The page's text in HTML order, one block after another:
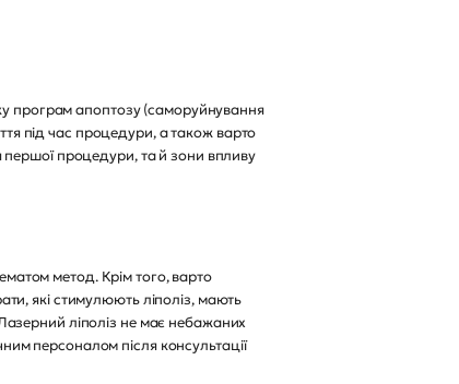
апоптозу (саморуйнування
під час процедури, а також варто
першої процедури, та й зони впливу
метод. Крім того, варто
які стимулюють ліполіз, мають
ліполіз не має небажаних
персоналом після консультації